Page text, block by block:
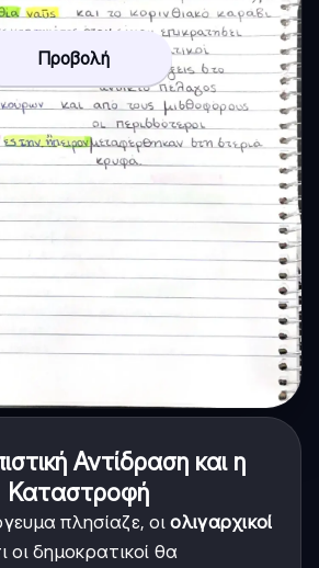
Προβολή
Αντίδραση και η
Καταστροφή
πλησίαζε, οιολιγαρχικοί
οι δημοκρατικοί θα